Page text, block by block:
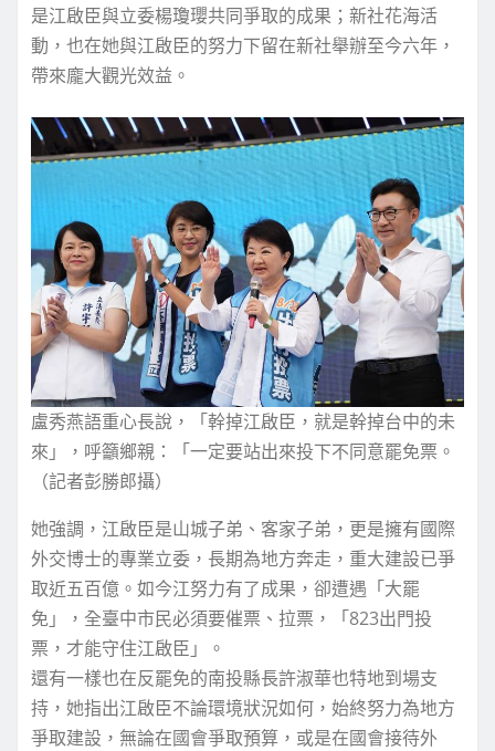
是江啟臣與立委楊瓊瓔共同爭取的成果；新社花海活
動，也在她與江啟臣的努力下留在新社舉辦至今六年，
帶來龐大觀光效益。
盧秀燕語重心長說，「幹掉江啟臣，就是幹掉台中的未
來」，呼籲鄉親：「一定要站出來投下不同意罷免票。
（記者彭勝郎攝）
她強調，江啟臣是山城子弟、客家子弟，更是擁有國際
外交博士的專業立委，長期為地方奔走，重大建設已爭
取近五百億。如今江努力有了成果，卻遭遇「大罷
免」，全臺中市民必須要催票、拉票，「823出門投
票，才能守住江啟臣」。
還有一樣也在反罷免的南投縣長許淑華也特地到場支
持，她指出江啟臣不論環境狀況如何，始終努力為地方
爭取建設，無論在國會爭取預算，或是在國會接待外